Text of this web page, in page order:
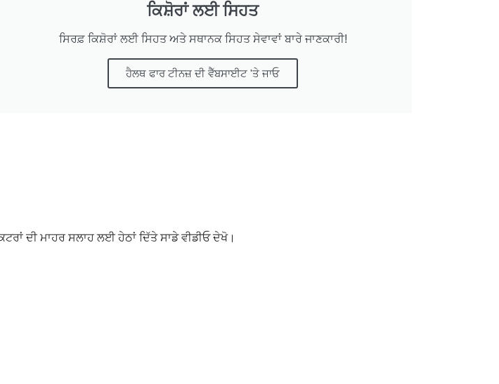
ਕਿਸ਼ੋਰਾਂ ਲਈ ਸਿਹਤ
ਸਿਰਫ਼ ਕਿਸ਼ੋਰਾਂ ਲਈ ਸਿਹਤ ਅਤੇ ਸਥਾਨਕ ਸਿਹਤ ਸੇਵਾਵਾਂ ਬਾਰੇ ਜਾਣਕਾਰੀ!
ਹੈਲਥ ਫਾਰ ਟੀਨਜ਼ ਦੀ ਵੈੱਬਸਾਈਟ 'ਤੇ ਜਾਓ
ਦੀ ਮਾਹਰ ਸਲਾਹ ਲਈ ਹੇਠਾਂ ਦਿੱਤੇ ਸਾਡੇ ਵੀਡੀਓ ਦੇਖੋ।